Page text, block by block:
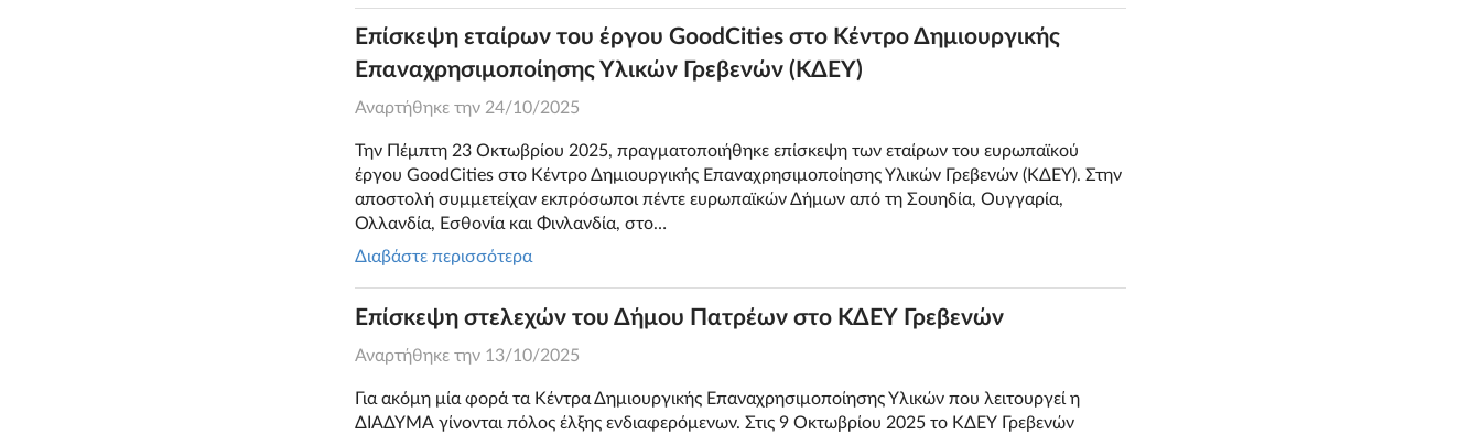
Επίσκεψη εταίρων του έργου GoodCities στο Κέντρο Δημιουργικής
Επαναχρησιμοποίησης Υλικών Γρεβενών (ΚΔΕΥ)
Αναρτήθηκε την 24/10/2025
Την Πέμπτη 23 Οκτωβρίου 2025, πραγματοποιήθηκε επίσκεψη των εταίρων του ευρωπαϊκού
έργου GoodCities στο Κέντρο Δημιουργικής Επαναχρησιμοποίησης Υλικών Γρεβενών (ΚΔΕΥ). Στην
αποστολή συμμετείχαν εκπρόσωποι πέντε ευρωπαϊκών Δήμων από τη Σουηδία, Ουγγαρία,
Ολλανδία, Εσθονία και Φινλανδία, στο…
Διαβάστε περισσότερα
Επίσκεψη στελεχών του Δήμου Πατρέων στο ΚΔΕΥ Γρεβενών
Αναρτήθηκε την 13/10/2025
Για ακόμη μία φορά τα Κέντρα Δημιουργικής Επαναχρησιμοποίησης Υλικών που λειτουργεί η
ΔΙΑΔΥΜΑ γίνονται πόλος έλξης ενδιαφερόμενων. Στις 9 Οκτωβρίου 2025 το ΚΔΕΥ Γρεβενών